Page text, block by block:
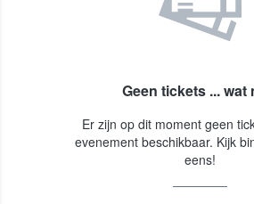
Geen tickets ... wat
Er zijn op dit moment geen
evenement beschikbaar. Kijk
eens!